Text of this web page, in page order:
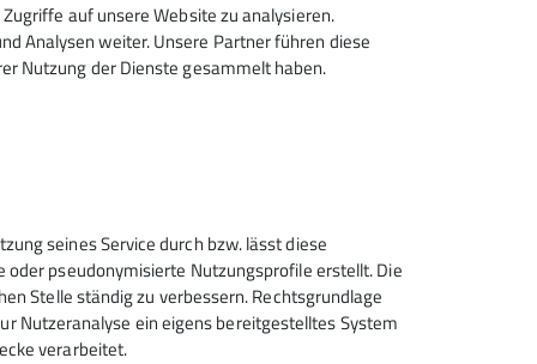
Sektion Hanau des Deutschen
Alpenvereins e.V.
Krämerstr. 8
63450 Hanau
auf unsere Website zu analysieren.
Analysen weiter. Unsere Partner führen diese
Nutzung der Dienste gesammelt haben.
seines Service durch bzw. lässt diese
pseudonymisierte Nutzungsprofile erstellt. Die
Stelle ständig zu verbessern. Rechtsgrundlage
Nutzeranalyse ein eigens bereitgestelltes System
verarbeitet.